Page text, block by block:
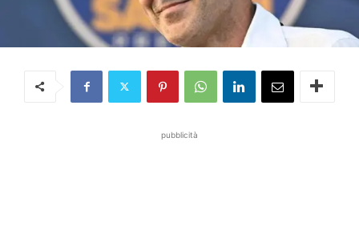
pubblicità